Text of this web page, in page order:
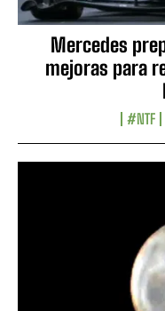
Mercedes
mejoras para
#NTF